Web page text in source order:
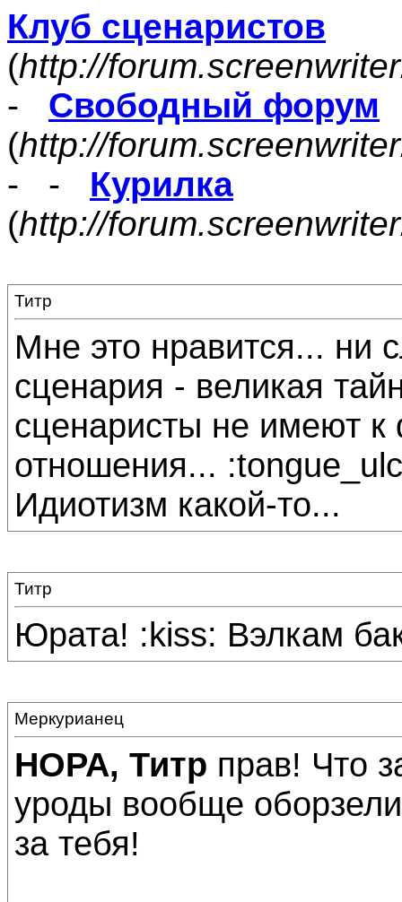
Клуб сценаристов
(http://
- Свободный форум
(http://
- - Курилка
(http://
Титр
Мне это нравится... ни
сценария - великая
сценаристы не имеют к
отношения...
Идиотизм какой-то...
Титр
Юрата! :kiss: Вэлкам
Меркурианец
НОРА, Титр прав! Что
уроды вообще
за тебя!